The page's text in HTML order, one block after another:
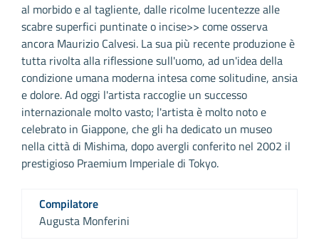
al morbido e al tagliente, dalle ricolme lucentezze alle
scabre superfici puntinate o incise>> come osserva
ancora Maurizio Calvesi. La sua più recente produzione è
tutta rivolta alla riflessione sull'uomo, ad un'idea della
condizione umana moderna intesa come solitudine, ansia
e dolore. Ad oggi l'artista raccoglie un successo
internazionale molto vasto; l'artista è molto noto e
celebrato in Giappone, che gli ha dedicato un museo
nella città di Mishima, dopo avergli conferito nel 2002 il
prestigioso Praemium Imperiale di Tokyo.
Compilatore
Augusta Monferini